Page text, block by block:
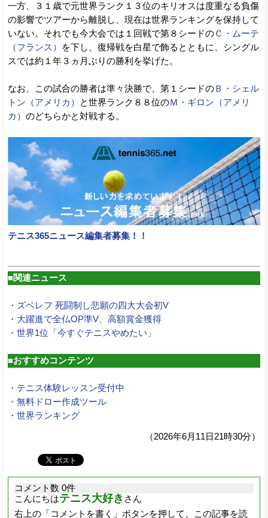
一方、３１歳で元世界ランク１３位のキリオスは度重なる負傷
の影響でツアーから離脱し、現在は世界ランキングを保持して
いない。それでも今大会では１回戦で第８シードのＣ・ムーテ
（フランス）
を下し、復帰戦を白星で飾るとともに、シングル
スでは約１年３ヵ月ぶりの勝利を挙げた。
なお、この試合の勝者は準々決勝で、第１シードのＢ・シェル
トン（アメリカ）
と世界ランク８８位のＭ・ギロン（アメリ
カ） のどちらかと対戦する。
テニス365ニュース編集者募集！！
■関連ニュース
・ズベレフ 死闘制し悲願の四大大会初V
・大躍進で全仏OP準V、高額賞金獲得
・世界1位「今すぐテニスやめたい」
■おすすめコンテンツ
・テニス体験レッスン受付中
・無料ドロー作成ツール
・世界ランキング
（2026年6月11日21時30分）
コメント数 0件
こんにちはテニス大好き さん
右上の「コメントを書く」ボタンを押して、この記事を読